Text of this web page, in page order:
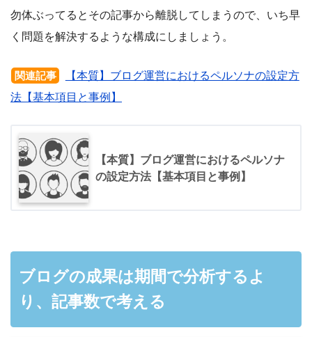
勿体ぶってるとその記事から離脱してしまうので、いち早
く問題を解決するような構成にしましょう。
関連記事
【本質】ブログ運営におけるペルソナの設定方
法【基本項目と事例】
【本質】ブログ運営におけるペルソナ
の設定方法【基本項目と事例】
ブログの成果は期間で分析するよ
り、記事数で考える